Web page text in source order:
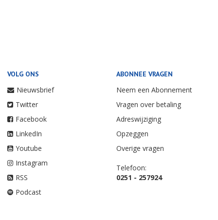
VOLG ONS
Nieuwsbrief
Twitter
Facebook
LinkedIn
Youtube
Instagram
RSS
Podcast
ABONNEE VRAGEN
Neem een Abonnement
Vragen over betaling
Adreswijziging
Opzeggen
Overige vragen
Telefoon:
0251 - 257924